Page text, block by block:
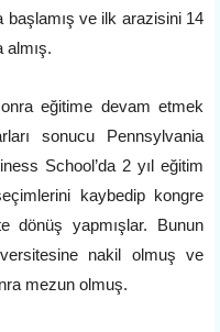
başlamış ve ilk arazisini 14
almış.
eğitime devam etmek
sonucu Pennsylvania
School’da 2 yıl eğitim
kaybedip kongre
dönüş yapmışlar. Bunun
nakil olmuş ve
mezun olmuş.